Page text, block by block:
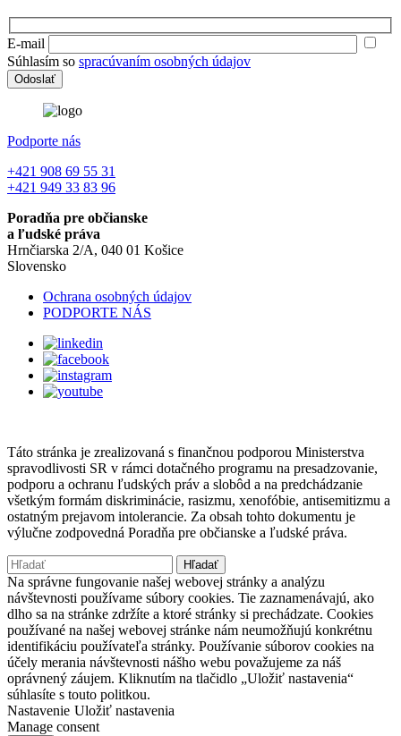
E-mail
Súhlasím so spracúvaním osobných údajov
Podporte nás
+421 908 69 55 31
+421 949 33 83 96
Poradňa pre občianske
a ľudské práva
Hrnčiarska 2/A, 040 01 Košice
Slovensko
Ochrana osobných údajov
PODPORTE NÁS
Táto stránka je zrealizovaná s finančnou podporou Ministerstva
spravodlivosti SR v rámci dotačného programu na presadzovanie,
podporu a ochranu ľudských práv a slobôd a na predchádzanie
všetkým formám diskriminácie, rasizmu, xenofóbie, antisemitizmu a
ostatným prejavom intolerancie. Za obsah tohto dokumentu je
výlučne zodpovedná Poradňa pre občianske a ľudské práva.
Hľadať:
Na správne fungovanie našej webovej stránky a analýzu
návštevnosti používame súbory cookies. Tie zaznamenávajú, ako
dlho sa na stránke zdržíte a ktoré stránky si prechádzate. Cookies
používané na našej webovej stránke nám neumožňujú konkrétnu
identifikáciu používateľa stránky. Používanie súborov cookies na
účely merania návštevnosti nášho webu považujeme za náš
oprávnený záujem. Kliknutím na tlačidlo „Uložiť nastavenia“
súhlasíte s touto politkou.
Nastavenie Uložiť nastavenia
Manage consent